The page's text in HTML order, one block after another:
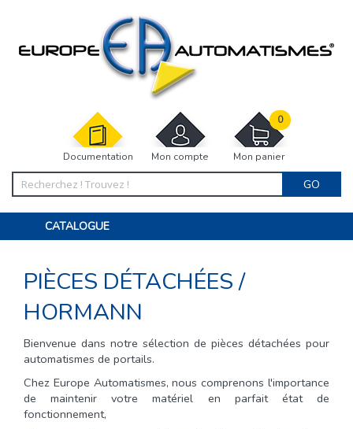
Documentation Mon compte Mon panier
0
GO
CATALOGUE
MOTORISATIONS
ACCESSOIRES ET ELECTRONIQUES
INTERPHONES VISIOPHONES
PIÈCES DÉTACHÉES/
HORMANN
Bienvenue dans notre sélection de pièces détachées pour
automatismes de portails.
Chez Europe Automatismes, nous comprenons l'importance
de maintenir votre matériel en parfait état de
fonctionnement,